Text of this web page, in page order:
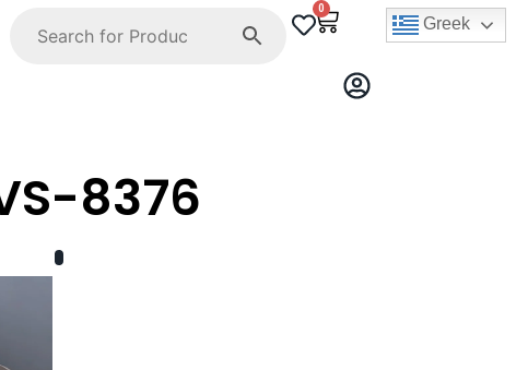
0
Greek
8376